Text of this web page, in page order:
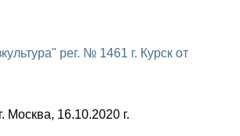
рег. № 1461 г. Курск от
Москва, 16.10.2020 г.